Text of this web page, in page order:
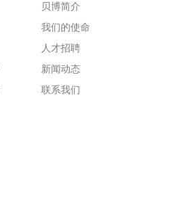
贝博简介
我们的使命
人才招聘
新闻动态
联系我们